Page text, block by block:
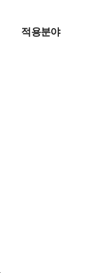
적용분야